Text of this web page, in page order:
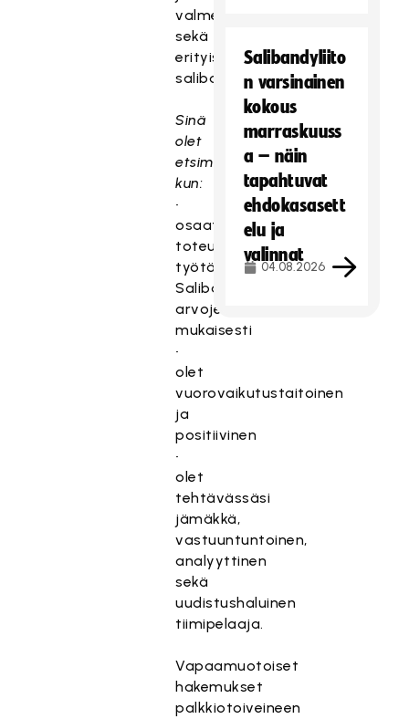
valmentajatausta
sekä
erityisvalmiuksia
salibandyosaamisessa.
Sinä
olet
etsimämme,
kun:
•
osaat
toteuttaa
työtäsi
Salibandyliiton
arvojen
mukaisesti
•
olet
vuorovaikutustaitoinen
ja
positiivinen
•
olet
tehtävässäsi
jämäkkä,
vastuuntuntoinen,
analyyttinen
sekä
uudistushaluinen
tiimipelaaja.
Vapaamuotoiset
hakemukset
palkkiotoiveineen
Salibandyliito
n varsinainen
kokous
marraskuuss
a – näin
tapahtuvat
ehdokasasett
elu ja
valinnat
04.08.2026